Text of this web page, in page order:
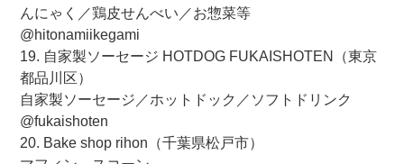
んにゃく／鶏皮せんべい／お惣菜等
@hitonamiikegami
19. 自家製ソーセージ HOTDOG FUKAISHOTEN（東京
都品川区）
自家製ソーセージ／ホットドック／ソフトドリンク
@fukaishoten
20. Bake shop rihon（千葉県松戸市）